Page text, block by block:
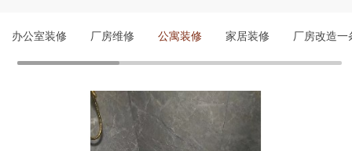
办公室装修 厂房维修 公寓装修 家居装修 厂房改造一